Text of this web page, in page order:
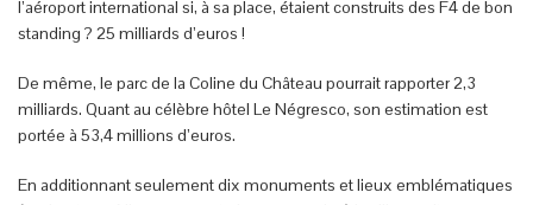
l’aéroport international si, à sa place, étaient construits des F4 de bon
standing ? 25 milliards d’euros !
De même, le parc de la Coline du Château pourrait rapporter 2,3
milliards. Quant au célèbre hôtel Le Négresco, son estimation est
portée à 53,4 millions d’euros.
En additionnant seulement dix monuments et lieux emblématiques